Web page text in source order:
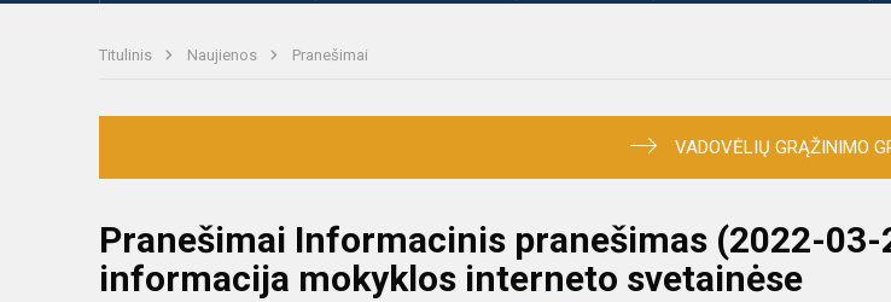
Titulinis Naujienos Pranešimai
VADOVĖLIŲ GRĄŽINIMO
Pranešimai Informacinis pranešimas (2022-03-
informacija mokyklos interneto svetainėse